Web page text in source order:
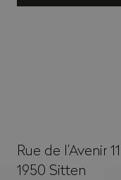
Rue de l’Avenir 11
1950 Sitten